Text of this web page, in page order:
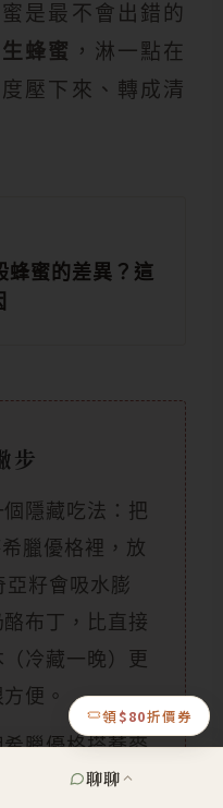
是最不會出錯的
蜂蜜 ，淋一點在
壓下來、轉成清
蜂蜜的差異？這
步
個隱藏吃法：把
臘優格裡，放
籽會吸水膨
布丁，比直接
冷藏一晚）更
便。
臘優格搭蕎麥
質早餐，蛋白
領$80折價券
聊聊